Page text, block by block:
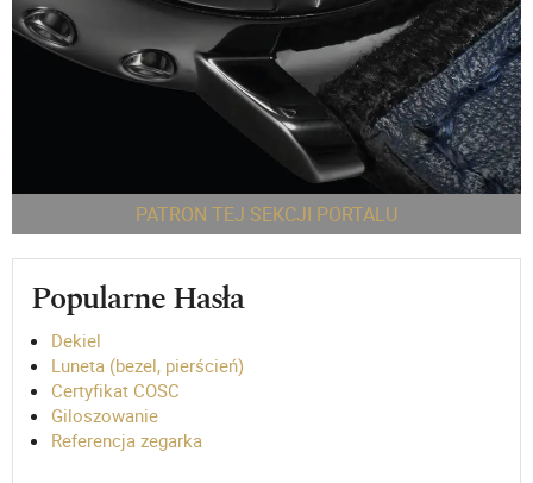
PATRON TEJ SEKCJI PORTALU
Popularne Hasła
Dekiel
Luneta (bezel, pierścień)
Certyfikat COSC
Giloszowanie
Referencja zegarka